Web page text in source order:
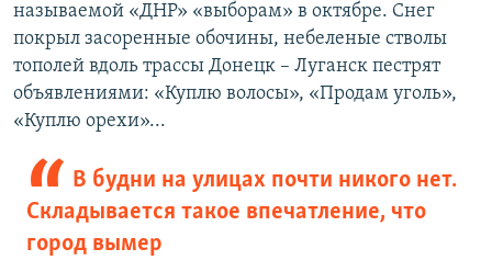
называемой «ДНР» «выборам» в октябре. Снег
покрыл засоренные обочины, небеленые стволы
тополей вдоль трассы Донецк – Луганск пестрят
объявлениями: «Куплю волосы», «Продам уголь»,
«Куплю орехи»...
В будни на улицах почти никого нет.
Складывается такое впечатление, что
город вымер